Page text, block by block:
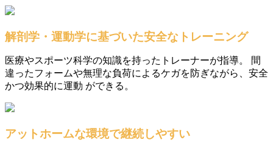
解剖学・運動学に基づいた安全なトレーニング
医療やスポーツ科学の知識を持ったトレーナーが指導。 間
違ったフォームや無理な負荷によるケガを防ぎながら、安全
かつ効果的に運動 ができる。
アットホームな環境で継続しやすい